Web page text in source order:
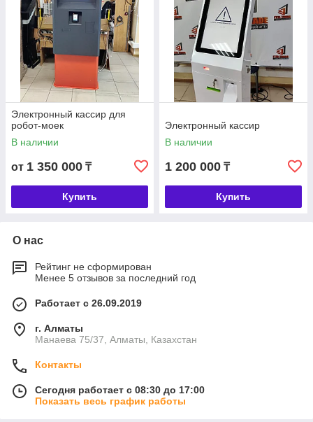
Электронный кассир для
робот-моек
В наличии
от 1 350 000 ₸
Купить
Электронный кассир
В наличии
1 200 000 ₸
Купить
О нас
Рейтинг не сформирован
Менее 5 отзывов за последний год
Работает с 26.09.2019
г. Алматы
Манаева 75/37, Алматы, Казахстан
Контакты
Сегодня работает с 08:30 до 17:00
Показать весь график работы